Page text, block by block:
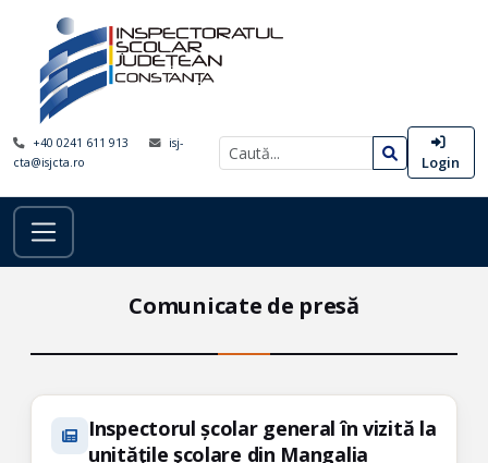
+40 0241 611 913
isj-
cta@isjcta.ro
Login
Comunicate de presă
Inspectorul școlar general în vizită la
unităţile şcolare din Mangalia